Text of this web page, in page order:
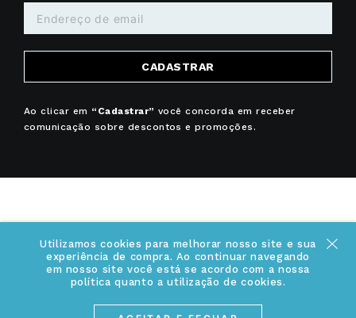
Utilizamos cookies para melhorar nosso site e sua
experiência de compra. Ao continuar navegando
em nosso site você está se acordo com a nossa
política quanto a utilização de cookies.
CADASTRAR
Ao clicar em “Cadastrar” você concorda em receber
comunicação sobre descontos e promoções.
INSTITUCIONAL +
Quem somos
Acesse Nosso Blog
INFORMAÇÕES